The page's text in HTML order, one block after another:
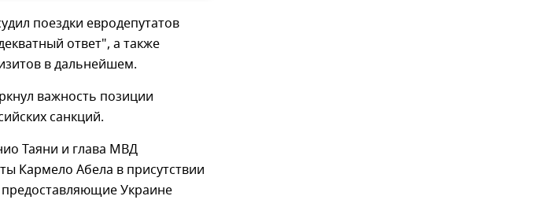
поездки евродепутатов
ответ", а также
в дальнейшем.
важность позиции
санкций.
Таяни и глава МВД
Кармело Абела в присутствии
Украине